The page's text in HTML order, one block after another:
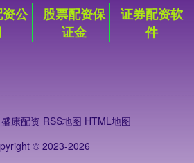
公
股票配资保
证金
证券配资软
件
盛康配资 RSS地图 HTML地图
© 2023-2026